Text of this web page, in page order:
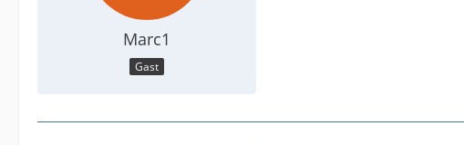
Marc1
Gast